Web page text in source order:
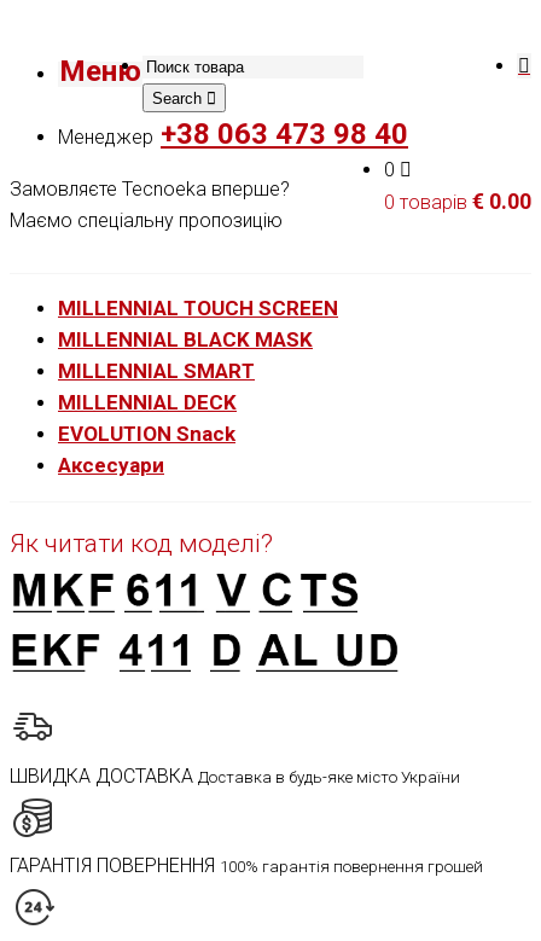
Меню
Search
Менеджер +38 063 473 98 40
0
0 товарів € 0.00
Замовляєте Tecnoeka вперше?
Маємо спеціальну пропозицію
MILLENNIAL TOUCH SCREEN
MILLENNIAL BLACK MASK
MILLENNIAL SMART
MILLENNIAL DECK
EVOLUTION Snack
Аксесуари
Як читати код моделі?
ШВИДКА ДОСТАВКА Доставка в будь-яке місто України
ГАРАНТІЯ ПОВЕРНЕННЯ 100% гарантія повернення грошей